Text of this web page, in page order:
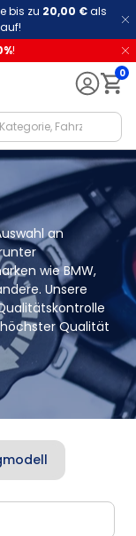
bis zu 20,00 €als
%!
0
an
wie BMW,
Unsere
Qualität